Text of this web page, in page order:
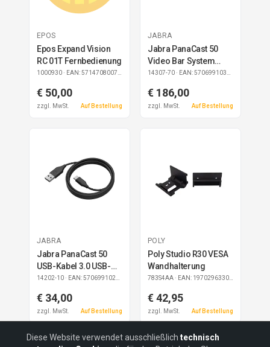
EPOS
Epos Expand Vision
RC 01T Fernbedienung
1000930 · EAN: 5714708007319
€ 50,00
zzgl. MwSt. Auf Bestellung
JABRA
Jabra PanaCast 50
Video Bar System
Table Stand
14307-70 · EAN: 5706991030297
€ 186,00
zzgl. MwSt. Auf Bestellung
JABRA
Jabra PanaCast 50
USB-Kabel 3.0 USB-
A/USB-C 2m
14202-10 · EAN: 5706991024227
€ 34,00
zzgl. MwSt. Auf Bestellung
POLY
Poly Studio R30 VESA
Wandhalterung
783S4AA · EAN: 197029633033
€ 42,95
zzgl. MwSt. Auf Bestellung
Diese Website verwendet ausschließlich technisch